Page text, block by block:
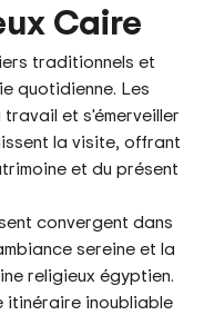
Caire
traditionnels et
quotidienne. Les
et s'émerveiller
la visite, offrant
et du présent
convergent dans
sereine et la
religieux égyptien.
itinéraire inoubliable